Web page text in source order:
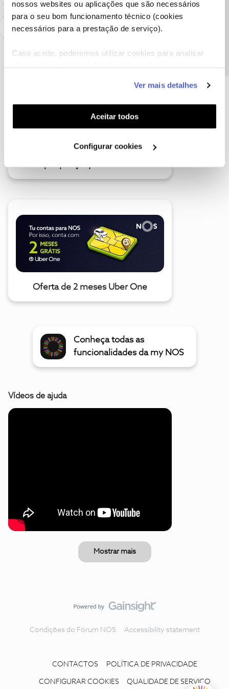
nossos websites ou aplicações que são necessários
para o seu bom funcionamento técnico (cookies
necessários para a prestação de serviço).
Caso aceite, poderemos utilizar cookies para analisar
funcionalidades (cookies de personalização e
funcionalidade) e adaptar anúncios aos seus interesses
(cookies de publicidade personalizada). Pode gerir a
utilização dos cookies clicando em "Configurar
Ver mais detalhes
Aceitar todos
Configurar cookies
A poupança que COMBINA
Oferta de 2 meses Uber One
Conheça todas as
funcionalidades da my NOS
Vídeos de ajuda
Mostrar mais
Condições do Fórum NOS Accessibility statement
CONTACTOS POLÍTICA DE PRIVACIDADE
CONFIGURAR COOKIES QUALIDADE DE SERVIÇO